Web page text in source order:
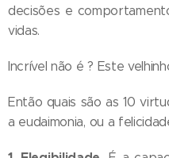
decisões e
vidas.
Incrível não é ? Este
Então quais são as 10
a eudaimonia, ou a